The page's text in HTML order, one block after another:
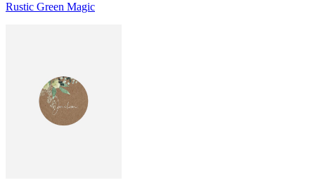
Rustic Green Magic